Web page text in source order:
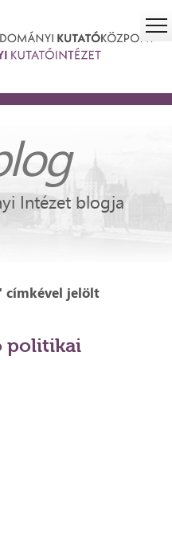
Intézet blogja
címkével jelölt
politikai